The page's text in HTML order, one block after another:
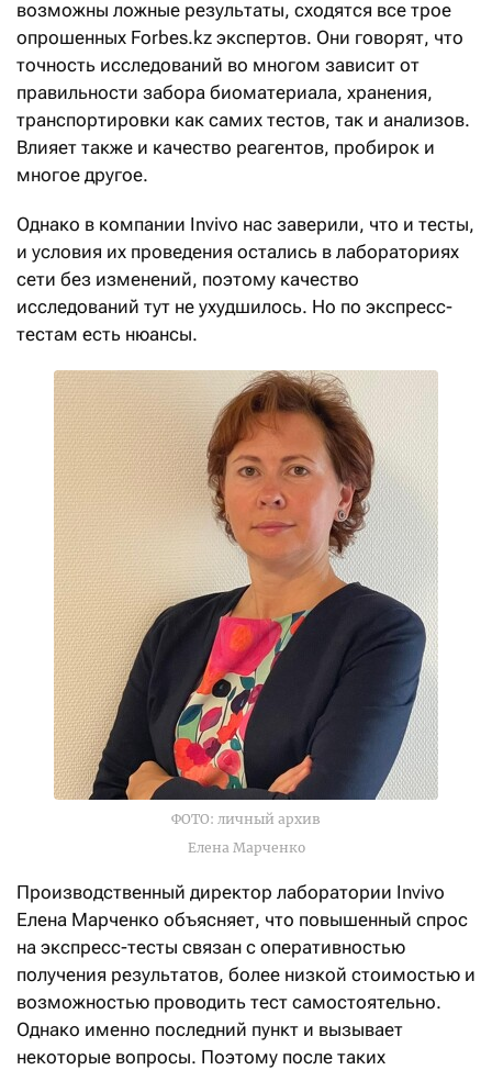
возможны ложные результаты, сходятся все трое
опрошенных Forbes.kz экспертов. Они говорят, что
точность исследований во многом зависит от
правильности забора биоматериала, хранения,
транспортировки как самих тестов, так и анализов.
Влияет также и качество реагентов, пробирок и
многое другое.
Однако в компании Invivo нас заверили, что и тесты,
и условия их проведения остались в лабораториях
сети без изменений, поэтому качество
исследований тут не ухудшилось. Но по экспресс-
тестам есть нюансы.
ФОТО: личный архив
Елена Марченко
Производственный директор лаборатории Invivo
Елена Марченко объясняет, что повышенный спрос
на экспресс-тесты связан с оперативностью
получения результатов, более низкой стоимостью и
возможностью проводить тест самостоятельно.
Однако именно последний пункт и вызывает
некоторые вопросы. Поэтому после таких